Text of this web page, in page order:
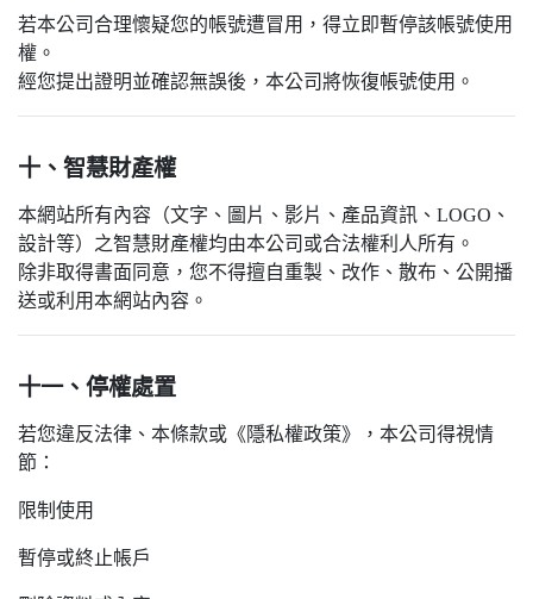
若本公司合理懷疑您的帳號遭冒用，得立即暫停該帳號使用
權。
經您提出證明並確認無誤後，本公司將恢復帳號使用。
十、智慧財產權
本網站所有內容（文字、圖片、影片、產品資訊、LOGO、
設計等）之智慧財產權均由本公司或合法權利人所有。
除非取得書面同意，您不得擅自重製、改作、散布、公開播
送或利用本網站內容。
十一、停權處置
若您違反法律、本條款或《隱私權政策》，本公司得視情
節：
限制使用
暫停或終止帳戶